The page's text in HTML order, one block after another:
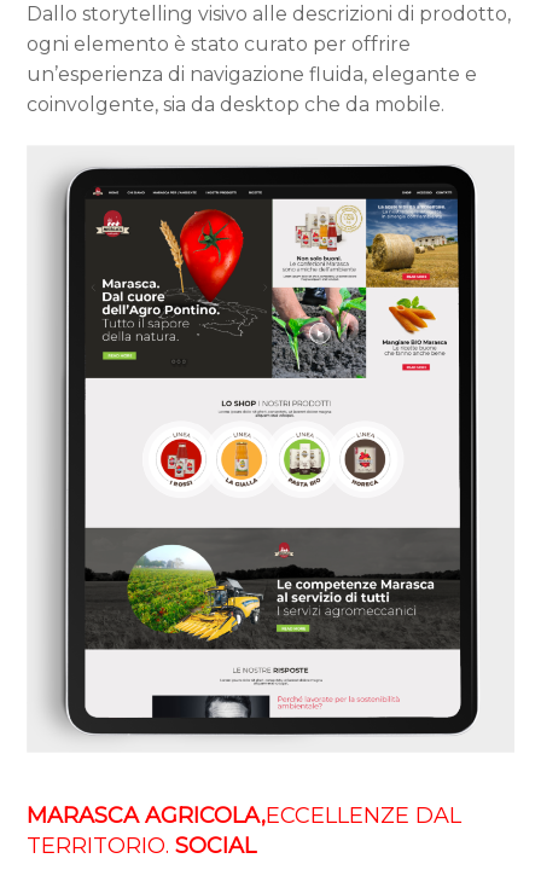
Dallo storytelling visivo alle descrizioni di prodotto,
ogni elemento è stato curato per offrire
un’esperienza di navigazione fluida, elegante e
coinvolgente, sia da desktop che da mobile.
MARASCA AGRICOLA,ECCELLENZE DAL
TERRITORIO.SOCIAL